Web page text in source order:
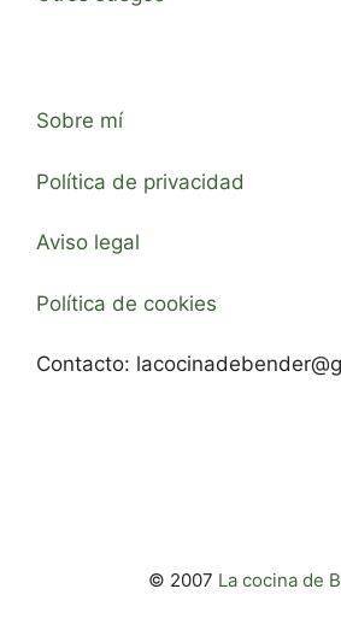
Sobre mí
Política de privacidad
Aviso legal
Política de cookies
Contacto:
© 2007 La cocina de